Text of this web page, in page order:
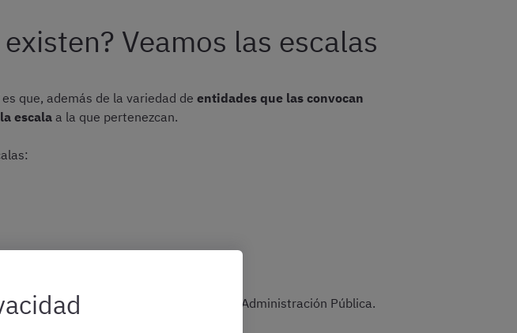
Veamos las escalas
es que, además de la variedad de entidades que las convocan
escalaa la que pertenezcan.
de Bibliotecas en España.
que es el más alto dentro de la Administración Pública.
poder presentarse.